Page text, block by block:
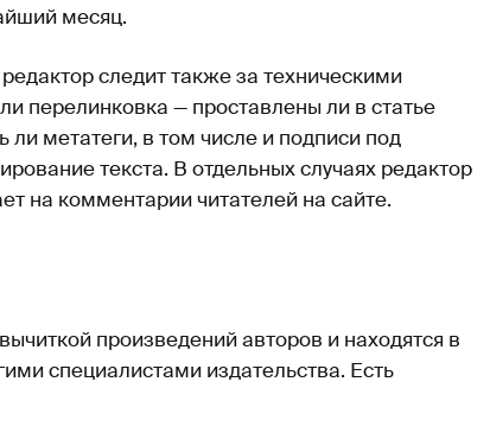
месяц.
следит также за техническими
перелинковка — проставлены ли в статье
ли метатеги, в том числе и подписи под
текста. В отдельных случаях редактор
на комментарии читателей на сайте.
произведений авторов и находятся в
специалистами издательства. Есть